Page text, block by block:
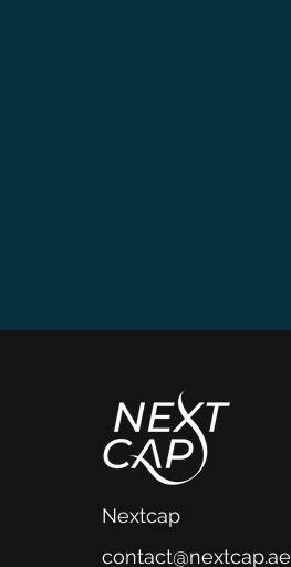
Nextcap
contact@nextcap.ae